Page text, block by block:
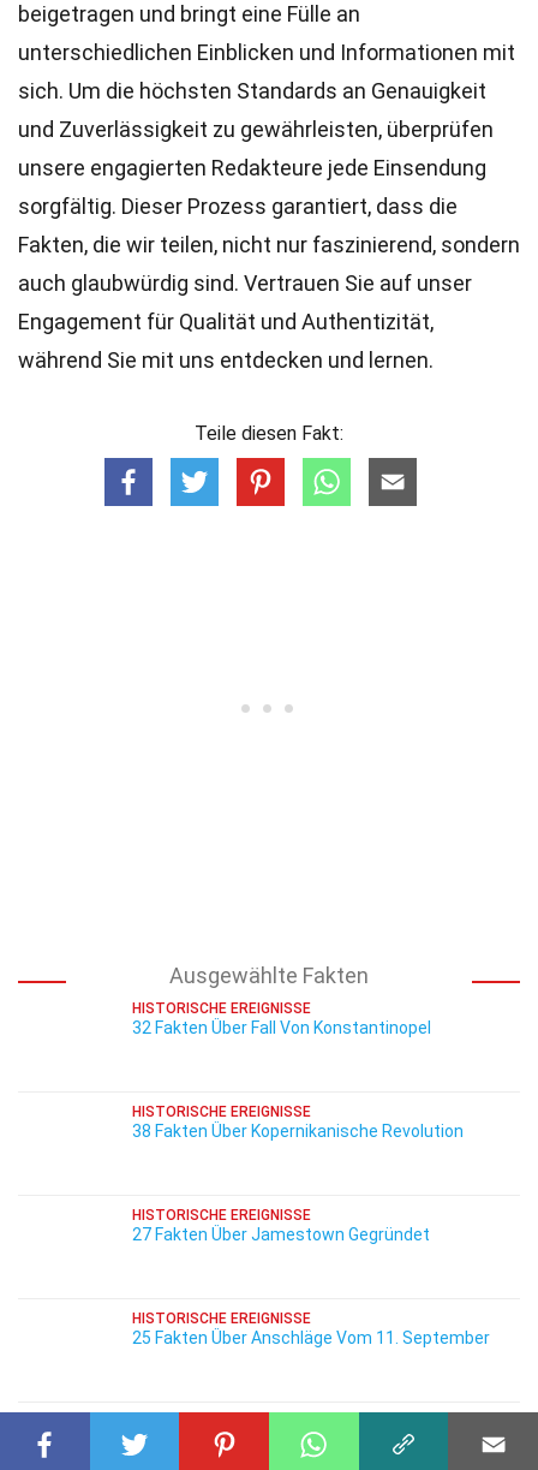
beigetragen und bringt eine Fülle an
unterschiedlichen Einblicken und Informationen mit
sich. Um die höchsten Standards an Genauigkeit
und Zuverlässigkeit zu gewährleisten, überprüfen
unsere engagierten Redakteure jede Einsendung
sorgfältig. Dieser Prozess garantiert, dass die
Fakten, die wir teilen, nicht nur faszinierend, sondern
auch glaubwürdig sind. Vertrauen Sie auf unser
Engagement für Qualität und Authentizität,
während Sie mit uns entdecken und lernen.
Teile diesen Fakt:
Ausgewählte Fakten
HISTORISCHE EREIGNISSE
32 Fakten Über Fall Von Konstantinopel
HISTORISCHE EREIGNISSE
38 Fakten Über Kopernikanische Revolution
HISTORISCHE EREIGNISSE
27 Fakten Über Jamestown Gegründet
HISTORISCHE EREIGNISSE
25 Fakten Über Anschläge Vom 11. September
36 Fakten Über Attentat Auf Ronald Reagan